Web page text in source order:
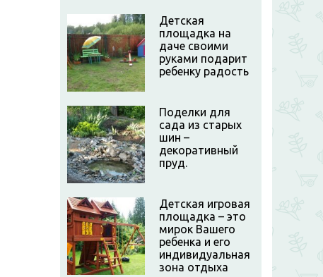
Детская
площадка на
даче своими
руками подарит
ребенку радость
Поделки для
сада из старых
шин –
декоративный
пруд.
Детская игровая
площадка – это
мирок Вашего
ребенка и его
индивидуальная
зона отдыха